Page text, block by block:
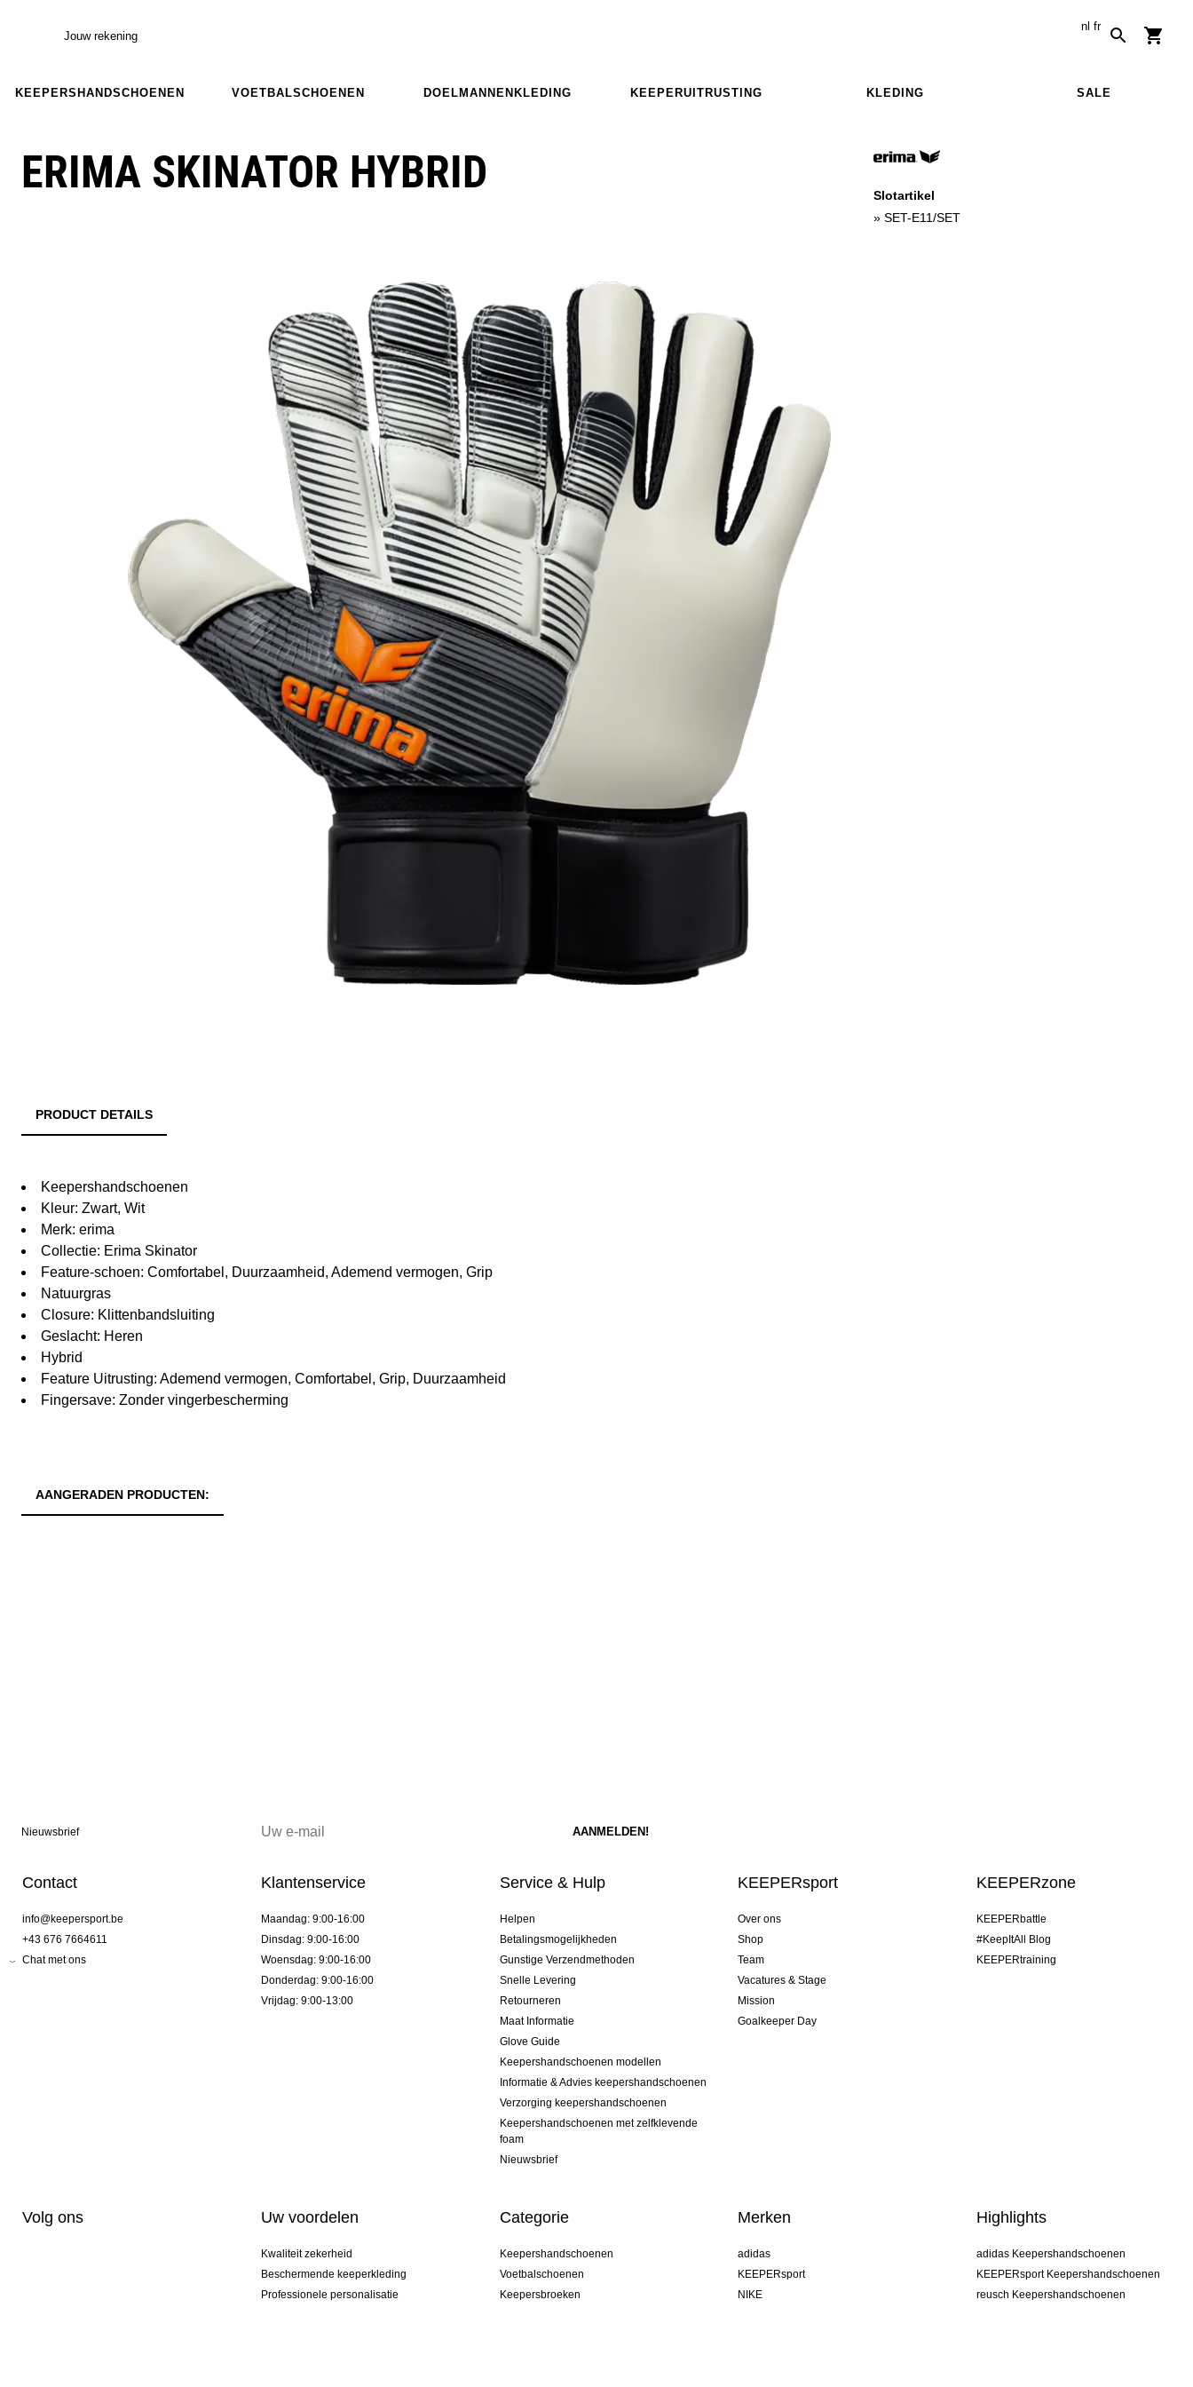
Jouw rekening
nl fr
KEEPERSHANDSCHOENEN VOETBALSCHOENEN DOELMANNENKLEDING KEEPERUITRUSTING KLEDING SALE
ERIMA SKINATOR HYBRID
Slotartikel
» SET-E11/SET
PRODUCT DETAILS
Keepershandschoenen
Kleur: Zwart, Wit
Merk: erima
Collectie: Erima Skinator
Feature-schoen: Comfortabel, Duurzaamheid, Ademend vermogen, Grip
Natuurgras
Closure: Klittenbandsluiting
Geslacht: Heren
Hybrid
Feature Uitrusting: Ademend vermogen, Comfortabel, Grip, Duurzaamheid
Fingersave: Zonder vingerbescherming
AANGERADEN PRODUCTEN:
Nieuwsbrief
Contact
info@keepersport.be
+43 676 7664611
Chat met ons
Klantenservice
Maandag: 9:00-16:00
Dinsdag: 9:00-16:00
Woensdag: 9:00-16:00
Donderdag: 9:00-16:00
Vrijdag: 9:00-13:00
Service & Hulp
Helpen
Betalingsmogelijkheden
Gunstige Verzendmethoden
Snelle Levering
Retourneren
Maat Informatie
Glove Guide
Keepershandschoenen modellen
Informatie & Advies keepershandschoenen
Verzorging keepershandschoenen
Keepershandschoenen met zelfklevende
foam
Nieuwsbrief
KEEPERsport
Over ons
Shop
Team
Vacatures & Stage
Mission
Goalkeeper Day
KEEPERzone
KEEPERbattle
#KeepItAll Blog
KEEPERtraining
Volg ons Uw voordelen
Kwaliteit zekerheid
Beschermende keeperkleding
Professionele personalisatie
Categorie
Keepershandschoenen
Voetbalschoenen
Keepersbroeken
Merken
adidas
KEEPERsport
NIKE
Highlights
adidas Keepershandschoenen
KEEPERsport Keepershandschoenen
reusch Keepershandschoenen